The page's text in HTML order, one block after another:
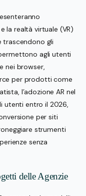
la realtà virtuale (VR)
trascendono gli
agli utenti
nei browser,
per prodotti come
l’adozione AR nel
utenti entro il 2026,
per siti
strumenti
senza
delle Agenzie